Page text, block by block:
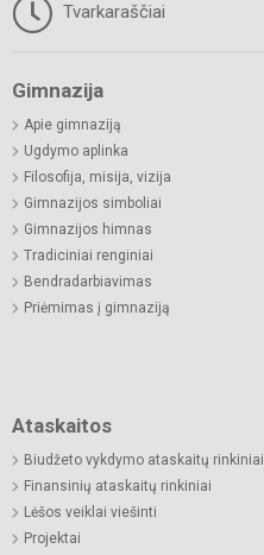
Tvarkaraščiai
Gimnazija
Apie gimnaziją
Ugdymo aplinka
Filosofija, misija, vizija
Gimnazijos simboliai
Gimnazijos himnas
Tradiciniai renginiai
Bendradarbiavimas
Priėmimas į gimnaziją
Ataskaitos
Biudžeto vykdymo ataskaitų rinkiniai
Finansinių ataskaitų rinkiniai
Lėšos veiklai viešinti
Projektai